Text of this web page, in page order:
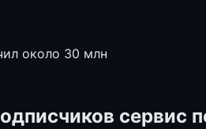
около 30 млн
сервис